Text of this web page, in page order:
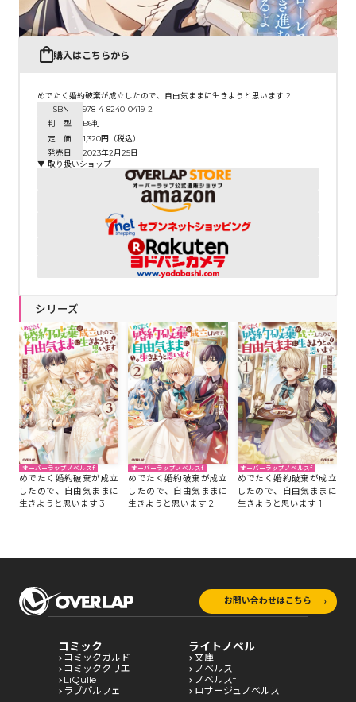
購入はこちらから
めでたく婚約破棄が成立したので、自由気ままに生きようと思います 2
ISBN
978-4-8240-0419-2
判 型
B6判
定 価
1,320円（税込）
発売日
2023年2月25日
▼ 取り扱いショップ
シリーズ
オーバーラップノベルスf
めでたく婚約破棄が成立
したので、自由気ままに
生きようと思います 3
オーバーラップノベルスf
めでたく婚約破棄が成立
したので、自由気ままに
生きようと思います 2
オーバーラップノベルスf
めでたく婚約破棄が成立
したので、自由気ままに
生きようと思います 1
お問い合わせはこちら
コミック
コミックガルド
コミッククリエ
LiQulle
ラブパルフェ
ライトノベル
文庫
ノベルス
ノベルスf
ロサージュノベルス